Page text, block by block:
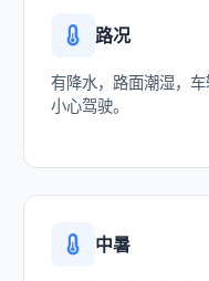
路况
有降水，路面潮湿，
小心驾驶。
中暑